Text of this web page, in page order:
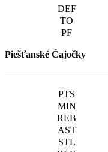
Piešťanské Čajočky